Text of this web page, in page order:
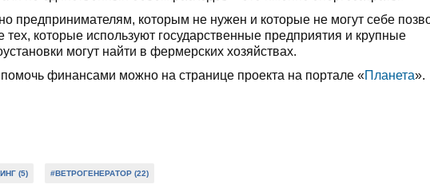
предпринимателям, которым не нужен и которые не могут себе
которые используют государственные предприятия и крупные
могут найти в фермерских хозяйствах.
помочь финансами можно на странице проекта на портале «Планета».
(5) #ВЕТРОГЕНЕРАТОР (22)